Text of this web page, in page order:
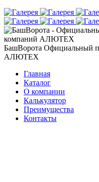
БашВорота Официальный
АЛЮТЕХ
Главная
Каталог
О компании
Калькулятор
Преимущества
Контакты